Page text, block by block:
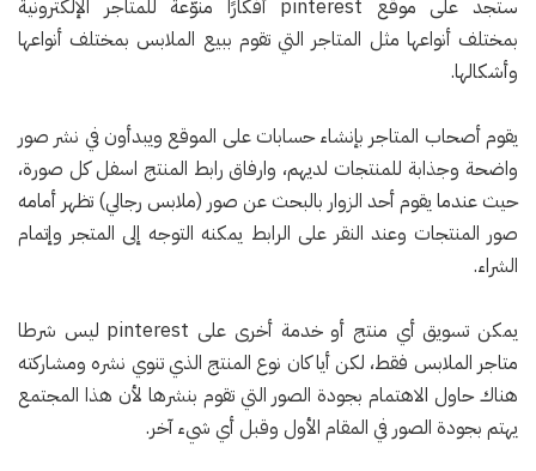
ستجد على موقع pinterest أفكارًا منوّعة للمتاجر الإلكترونية
بمختلف أنواعها مثل المتاجر التي تقوم ببيع الملابس بمختلف أنواعها
وأشكالها.
يقوم أصحاب المتاجر بإنشاء حسابات على الموقع ويبدأون في نشر صور
واضحة وجذابة للمنتجات لديهم، وارفاق رابط المنتج اسفل كل صورة،
حيث عندما يقوم أحد الزوار بالبحث عن صور (ملابس رجالي) تظهر أمامه
صور المنتجات وعند النقر على الرابط يمكنه التوجه إلى المتجر وإتمام
الشراء.
يمكن تسويق أي منتج أو خدمة أخرى على pinterest ليس شرطا
متاجر الملابس فقط، لكن أيا كان نوع المنتج الذي تنوي نشره ومشاركته
هناك حاول الاهتمام بجودة الصور التي تقوم بنشرها لأن هذا المجتمع
يهتم بجودة الصور في المقام الأول وقبل أي شيء آخر.